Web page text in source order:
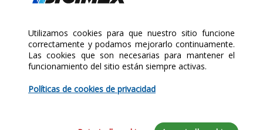
$150.00
Políticas de devolución
Copyright 2025 Bicimex®. All rights reserved. Today is Jueves,
Agosto 6, 2026
Utilizamos cookies para que nuestro sitio funcione
correctamente y podamos mejorarlo continuamente.
Las cookies que son necesarias para mantener el
funcionamiento del sitio están siempre activas.
Políticas de cookies de privacidad